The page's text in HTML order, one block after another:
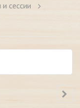
и сессии